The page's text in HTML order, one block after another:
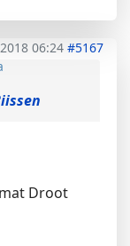
06:24 #5167
Droot